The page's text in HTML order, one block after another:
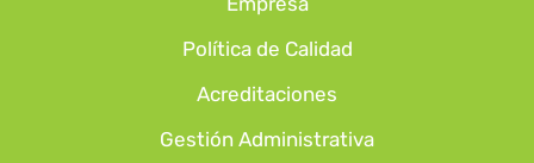
Política de Calidad
Acreditaciones
Gestión Administrativa